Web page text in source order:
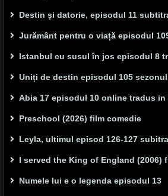
Destin și datorie, episodul 11
Jurământ pentru o viață episodul
Istanbul cu susul în jos episodul 8
Uniți de destin episodul 105
Abia 17 episodul 10 online tradus in
Preschool (2026) film comedie
Leyla, ultimul episod 126-127
I served the King of England (2006)
Numele lui e o legenda episodul 13